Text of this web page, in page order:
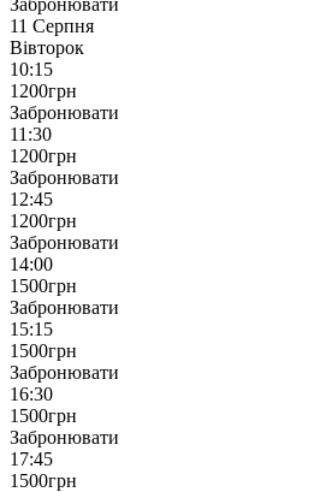
11 Серпня
Вівторок
10:15
1200грн
Забронювати
11:30
1200грн
Забронювати
12:45
1200грн
Забронювати
14:00
1500грн
Забронювати
15:15
1500грн
Забронювати
16:30
1500грн
Забронювати
17:45
1500грн